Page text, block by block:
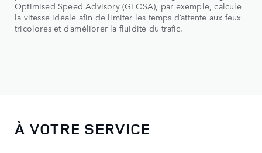
Optimised Speed Advisory (GLOSA), par exemple, calcule
la vitesse idéale afin de limiter les temps d’attente aux feux
tricolores et d’améliorer la fluidité du trafic.
À VOTRE SERVICE